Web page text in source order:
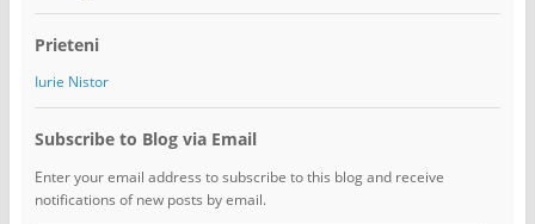
Prieteni
Iurie Nistor
Subscribe to Blog via Email
Enter your email address to subscribe to this blog and receive
notifications of new posts by email.